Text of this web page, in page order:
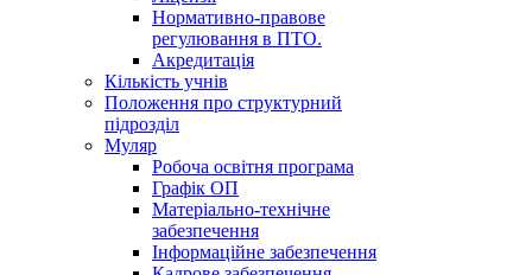
Нормативно-правове
регулювання в ПТО.
Акредитація
Кількість учнів
Положення про структурний
підрозділ
Муляр
Робоча освітня програма
Графік ОП
Матеріально-технічне
забезпечення
Інформаційне забезпечення